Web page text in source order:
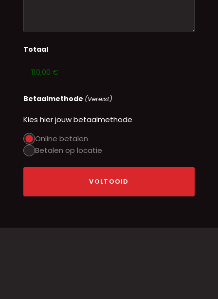
Totaal
Betaalmethode (Vereist)
Kies hier jouw betaalmethode
Online betalen
Betalen op locatie